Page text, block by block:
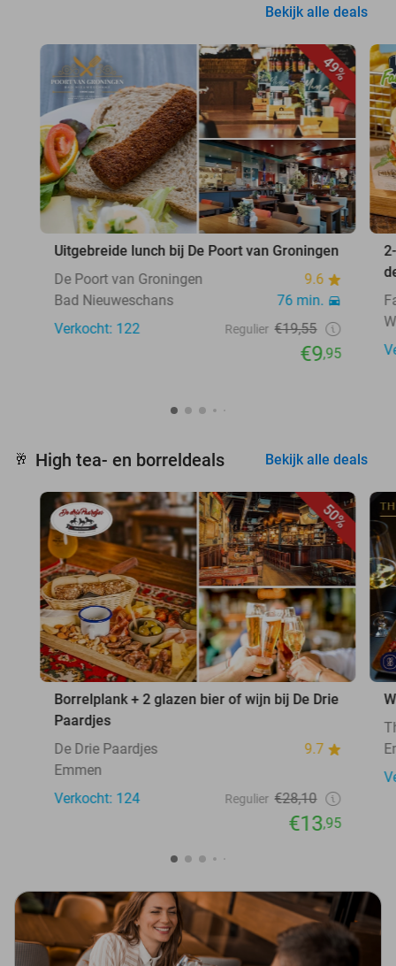
Bekijk alle deals
49%
Uitgebreide lunch bij De Poort van Groningen
De Poort van Groningen
9.6
Bad Nieuweschans
76 min.
Verkocht: 122
Regulier €19,55
€9,95
🥂 High tea- en borreldeals Bekijk alle deals
50%
Borrelplank + 2 glazen bier of wijn bij De Drie
Paardjes
De Drie Paardjes
9.7
Emmen
Verkocht: 124
Regulier €28,10
€13,95